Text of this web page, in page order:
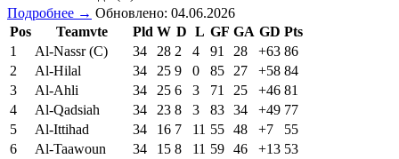
Подробнее → Обновлено: 04.06.2026
Pos
Teamvte Pld W D L GF GA GD Pts
1
Al-Nassr (C) 34 28 2 4 91 28 +63 86
2
Al-Hilal 34 25 9 0 85 27 +58 84
3
Al-Ahli 34 25 6 3 71 25 +46 81
4
Al-Qadsiah 34 23 8 3 83 34 +49 77
5
Al-Ittihad 34 16 7 11 55 48 +7
55
6
Al-Taawoun 34 15 8 11 59 46 +13 53